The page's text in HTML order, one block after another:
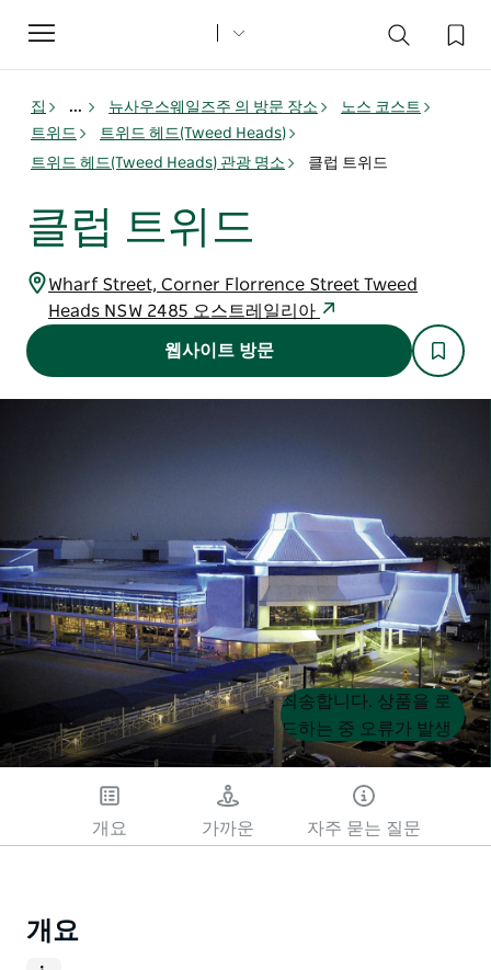
Toggle
navigation
집 ... 뉴사우스웨일즈주 의 방문 장소
노스 코스트
트위드
트위드 헤드(Tweed Heads)
트위드 헤드(Tweed Heads) 관광 명소
클럽 트위드
클럽 트위드
Wharf Street, Corner Florrence Street Tweed
Heads NSW 2485 오스트레일리아
웹사이트 방문
Product
List
Product
List
죄송합니다. 상품을 로
드하는 중 오류가 발생
했습니다. 나중에 다시
시도해 주세요.
개요 가까운 자주 묻는 질문
개요